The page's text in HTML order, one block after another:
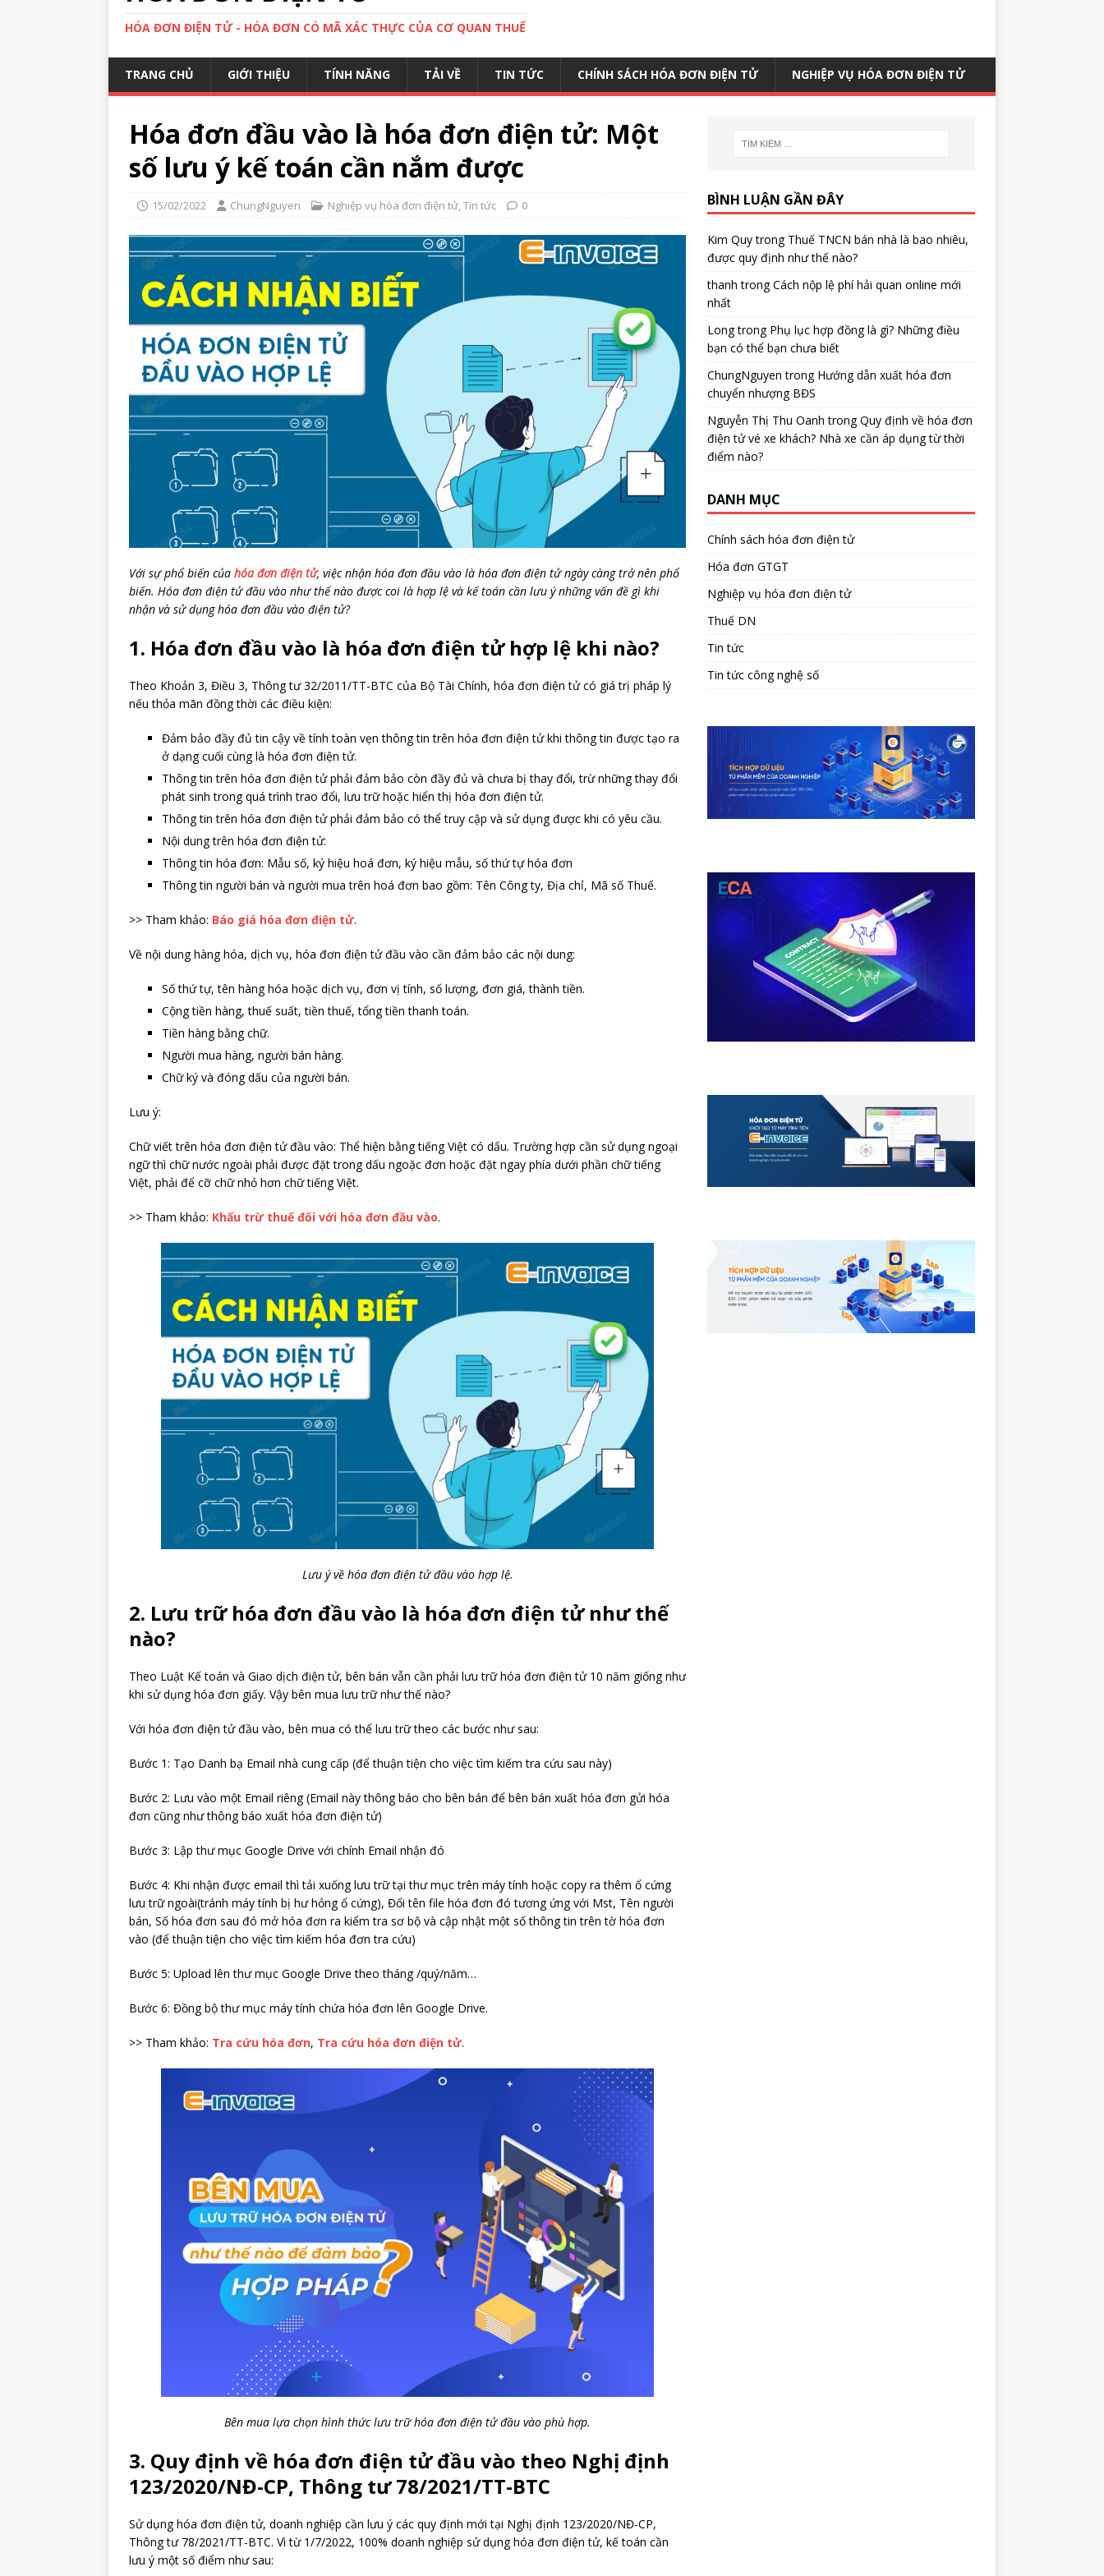
HÓA ĐƠN ĐIỆN TỬ - HÓA ĐƠN CÓ MÃ XÁC THỰC CỦA CƠ QUAN THUẾ
TRANG CHỦ GIỚI THIỆU TÍNH NĂNG TẢI VỀ TIN TỨC CHÍNH SÁCH HÓA ĐƠN ĐIỆN TỬ NGHIỆP VỤ HÓA ĐƠN ĐIỆN TỬ
Hóa đơn đầu vào là hóa đơn điện tử: Một
số lưu ý kế toán cần nắm được
15/02/2022 ChungNguyen Nghiệp vụ hóa đơn điện tử,Tin tức 0
Với sự phổ biến của hóa đơn điện tử, việc nhận hóa đơn đầu vào là hóa đơn điện tử ngày càng trở nên phổ
biến. Hóa đơn điện tử đầu vào như thế nào được coi là hợp lệ và kế toán cần lưu ý những vấn đề gì khi
nhận và sử dụng hóa đơn đầu vào điện tử?
1. Hóa đơn đầu vào là hóa đơn điện tử hợp lệ khi nào?
Theo Khoản 3, Điều 3, Thông tư 32/2011/TT-BTC của Bộ Tài Chính, hóa đơn điện tử có giá trị pháp lý
nếu thỏa mãn đồng thời các điều kiện:
Đảm bảo đầy đủ tin cậy về tính toàn vẹn thông tin trên hóa đơn điện tử khi thông tin được tạo ra
ở dạng cuối cùng là hóa đơn điện tử.
Thông tin trên hóa đơn điện tử phải đảm bảo còn đầy đủ và chưa bị thay đổi, trừ những thay đổi
phát sinh trong quá trình trao đổi, lưu trữ hoặc hiển thị hóa đơn điện tử.
Thông tin trên hóa đơn điện tử phải đảm bảo có thể truy cập và sử dụng được khi có yêu cầu.
Nội dung trên hóa đơn điện tử:
Thông tin hóa đơn: Mẫu số, ký hiệu hoá đơn, ký hiệu mẫu, số thứ tự hóa đơn
Thông tin người bán và người mua trên hoá đơn bao gồm: Tên Công ty, Địa chỉ, Mã số Thuế.
>> Tham khảo: Báo giá hóa đơn điện tử.
Về nội dung hàng hóa, dịch vụ, hóa đơn điện tử đầu vào cần đảm bảo các nội dung:
Số thứ tự, tên hàng hóa hoặc dịch vụ, đơn vị tính, số lượng, đơn giá, thành tiền.
Cộng tiền hàng, thuế suất, tiền thuế, tổng tiền thanh toán.
Tiền hàng bằng chữ.
Người mua hàng, người bán hàng.
Chữ ký và đóng dấu của người bán.
Lưu ý:
Chữ viết trên hóa đơn điện tử đầu vào: Thể hiện bằng tiếng Việt có dấu. Trường hợp cần sử dụng ngoại
ngữ thì chữ nước ngoài phải được đặt trong dấu ngoặc đơn hoặc đặt ngay phía dưới phần chữ tiếng
Việt, phải để cỡ chữ nhỏ hơn chữ tiếng Việt.
>> Tham khảo: Khấu trừ thuế đối với hóa đơn đầu vào.
Lưu ý về hóa đơn điện tử đầu vào hợp lệ.
2. Lưu trữ hóa đơn đầu vào là hóa đơn điện tử như thế
nào?
Theo Luật Kế toán và Giao dịch điện tử, bên bán vẫn cần phải lưu trữ hóa đơn điện tử 10 năm giống như
khi sử dụng hóa đơn giấy. Vậy bên mua lưu trữ như thế nào?
Với hóa đơn điện tử đầu vào, bên mua có thể lưu trữ theo các bước như sau:
Bước 1: Tạo Danh bạ Email nhà cung cấp (để thuận tiện cho việc tìm kiếm tra cứu sau này)
Bước 2: Lưu vào một Email riêng (Email này thông báo cho bên bán để bên bán xuất hóa đơn gửi hóa
đơn cũng như thông báo xuất hóa đơn điện tử)
Bước 3: Lập thư mục Google Drive với chính Email nhận đó
Bước 4: Khi nhận được email thì tải xuống lưu trữ tại thư mục trên máy tính hoặc copy ra thêm ổ cứng
lưu trữ ngoài(tránh máy tính bị hư hỏng ổ cứng), Đổi tên file hóa đơn đó tương ứng với Mst, Tên người
bán, Số hóa đơn sau đó mở hóa đơn ra kiểm tra sơ bộ và cập nhật một số thông tin trên tờ hóa đơn
vào (để thuận tiện cho việc tìm kiếm hóa đơn tra cứu)
Bước 5: Upload lên thư mục Google Drive theo tháng /quý/năm…
Bước 6: Đồng bộ thư mục máy tính chứa hóa đơn lên Google Drive.
>> Tham khảo: Tra cứu hóa đơn, Tra cứu hóa đơn điện tử.
Bên mua lựa chọn hình thức lưu trữ hóa đơn điện tử đầu vào phù hợp.
3. Quy định về hóa đơn điện tử đầu vào theo Nghị định
123/2020/NĐ-CP, Thông tư 78/2021/TT-BTC
Sử dụng hóa đơn điện tử, doanh nghiệp cần lưu ý các quy định mới tại Nghị định 123/2020/NĐ-CP,
Thông tư 78/2021/TT-BTC. Vì từ 1/7/2022, 100% doanh nghiệp sử dụng hóa đơn điện tử, kế toán cần
lưu ý một số điểm như sau:
BÌNH LUẬN GẦN ĐÂY
Kim Quytrong Thuế TNCN bán nhà là bao nhiêu,
được quy định như thế nào?
thanh trongCách nộp lệ phí hải quan online mới
nhất
Longtrong Phụ lục hợp đồng là gì? Những điều
bạn có thể bạn chưa biết
ChungNguyen trong Hướng dẫn xuất hóa đơn
chuyển nhượng BĐS
Nguyễn Thị Thu Oanh trongQuy định về hóa đơn
điện tử vé xe khách? Nhà xe cần áp dụng từ thời
điểm nào?
DANH MỤC
Chính sách hóa đơn điện tử
Hóa đơn GTGT
Nghiệp vụ hóa đơn điện tử
Thuế DN
Tin tức
Tin tức công nghệ số